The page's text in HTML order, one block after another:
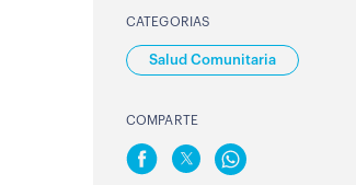
CATEGORIAS
Salud Comunitaria
COMPARTE